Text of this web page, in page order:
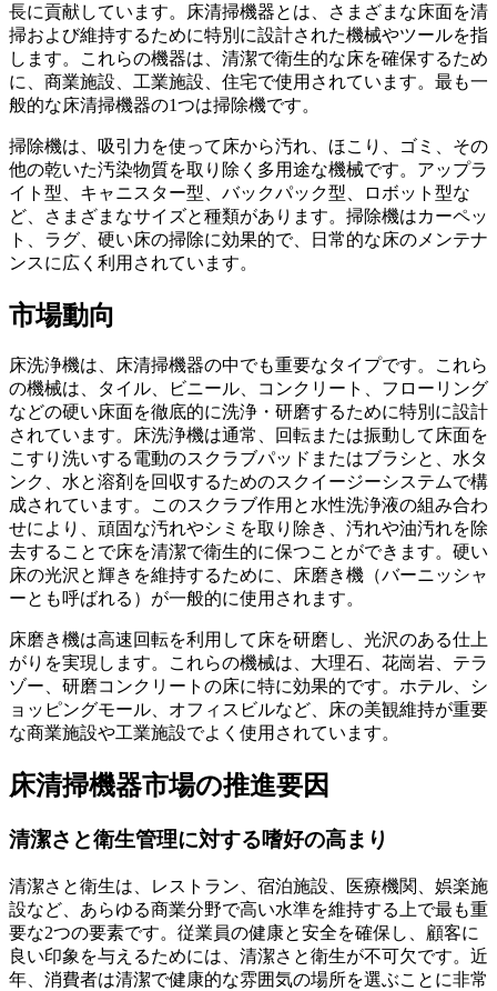
長に貢献しています。床清掃機器とは、さまざまな床面を清
掃および維持するために特別に設計された機械やツールを指
します。これらの機器は、清潔で衛生的な床を確保するため
に、商業施設、工業施設、住宅で使用されています。最も一
般的な床清掃機器の1つは掃除機です。
掃除機は、吸引力を使って床から汚れ、ほこり、ゴミ、その
他の乾いた汚染物質を取り除く多用途な機械です。アップラ
イト型、キャニスター型、バックパック型、ロボット型な
ど、さまざまなサイズと種類があります。掃除機はカーペッ
ト、ラグ、硬い床の掃除に効果的で、日常的な床のメンテナ
ンスに広く利用されています。
市場動向
床洗浄機は、床清掃機器の中でも重要なタイプです。これら
の機械は、タイル、ビニール、コンクリート、フローリング
などの硬い床面を徹底的に洗浄・研磨するために特別に設計
されています。床洗浄機は通常、回転または振動して床面を
こすり洗いする電動のスクラブパッドまたはブラシと、水タ
ンク、水と溶剤を回収するためのスクイージーシステムで構
成されています。このスクラブ作用と水性洗浄液の組み合わ
せにより、頑固な汚れやシミを取り除き、汚れや油汚れを除
去することで床を清潔で衛生的に保つことができます。硬い
床の光沢と輝きを維持するために、床磨き機（バーニッシャ
ーとも呼ばれる）が一般的に使用されます。
床磨き機は高速回転を利用して床を研磨し、光沢のある仕上
がりを実現します。これらの機械は、大理石、花崗岩、テラ
ゾー、研磨コンクリートの床に特に効果的です。ホテル、シ
ョッピングモール、オフィスビルなど、床の美観維持が重要
な商業施設や工業施設でよく使用されています。
床清掃機器市場の推進要因
清潔さと衛生管理に対する嗜好の高まり
清潔さと衛生は、レストラン、宿泊施設、医療機関、娯楽施
設など、あらゆる商業分野で高い水準を維持する上で最も重
要な2つの要素です。従業員の健康と安全を確保し、顧客に
良い印象を与えるためには、清潔さと衛生が不可欠です。近
年、消費者は清潔で健康的な雰囲気の場所を選ぶことに非常